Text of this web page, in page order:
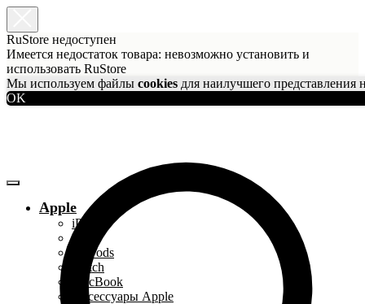
RuStore недоступен
Имеется недостаток товара: невозможно установить и
использовать RuStore
Мы используем файлы cookies для наилучшего представления
OK
Apple
iPhone
iPad
AirPods
Watch
MacBook
Аксессуары Apple